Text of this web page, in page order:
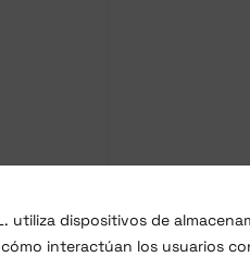
utiliza dispositivos de
interactúan los usuarios